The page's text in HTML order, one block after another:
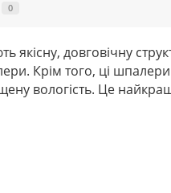
0
якісну, довговічну
Крім того, ці
вологість. Це